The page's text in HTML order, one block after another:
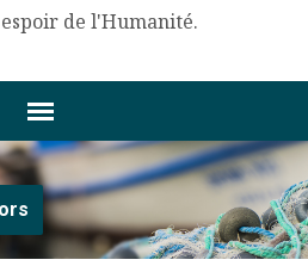
espoir de l'Humanité.